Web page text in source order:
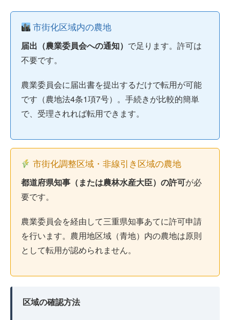
市街化区域内の農地
届出（農業委員会への通知） で足ります。許可は
不要です。
農業委員会に届出書を提出するだけで転用が可能
です（農地法4条1項7号）。手続きが比較的簡単
で、受理されれば転用できます。
市街化調整区域・非線引き区域の農地
都道府県知事（または農林水産大臣）の許可が必
要です。
農業委員会を経由して三重県知事あてに許可申請
を行います。農用地区域（青地）内の農地は原則
として転用が認められません。
区域の確認方法